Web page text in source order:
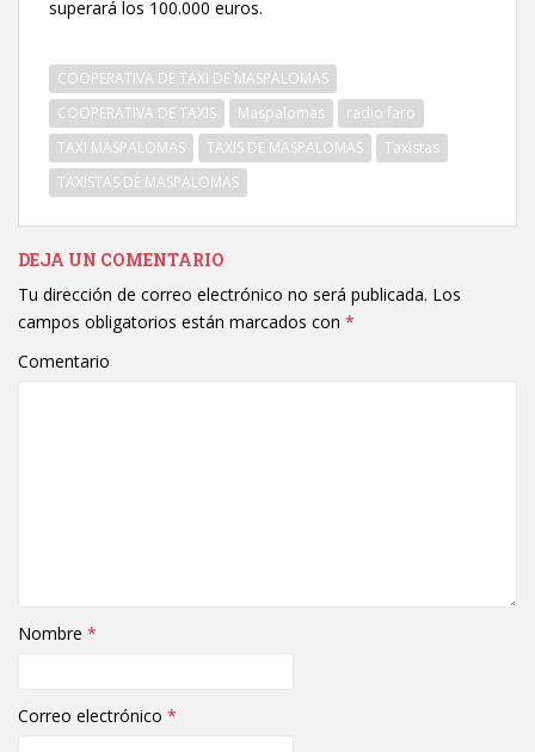
superará los 100.000 euros.
COOPERATIVA DE TAXI DE MASPALOMAS
COOPERATIVA DE TAXIS
Maspalomas
radio faro
TAXI MASPALOMAS
TAXIS DE MASPALOMAS
Taxistas
TAXISTAS DE MASPALOMAS
DEJA UN COMENTARIO
Tu dirección de correo electrónico no será publicada. Los
campos obligatorios están marcados con *
Comentario
Nombre *
Correo electrónico *